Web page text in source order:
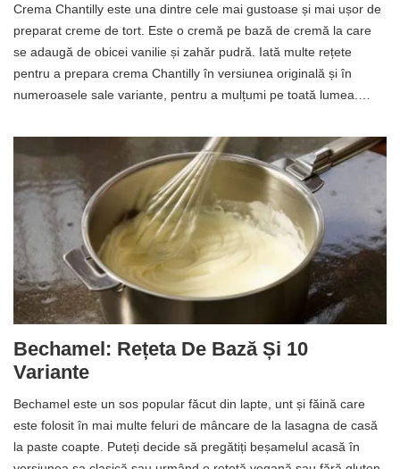
Crema Chantilly este una dintre cele mai gustoase și mai ușor de
preparat creme de tort. Este o cremă pe bază de cremă la care
se adaugă de obicei vanilie și zahăr pudră. Iată multe rețete
pentru a prepara crema Chantilly în versiunea originală și în
numeroasele sale variante, pentru a mulțumi pe toată lumea.…
Bechamel: Rețeta De Bază Și 10
Variante
Bechamel este un sos popular făcut din lapte, unt și făină care
este folosit în mai multe feluri de mâncare de la lasagna de casă
la paste coapte. Puteți decide să pregătiți beșamelul acasă în